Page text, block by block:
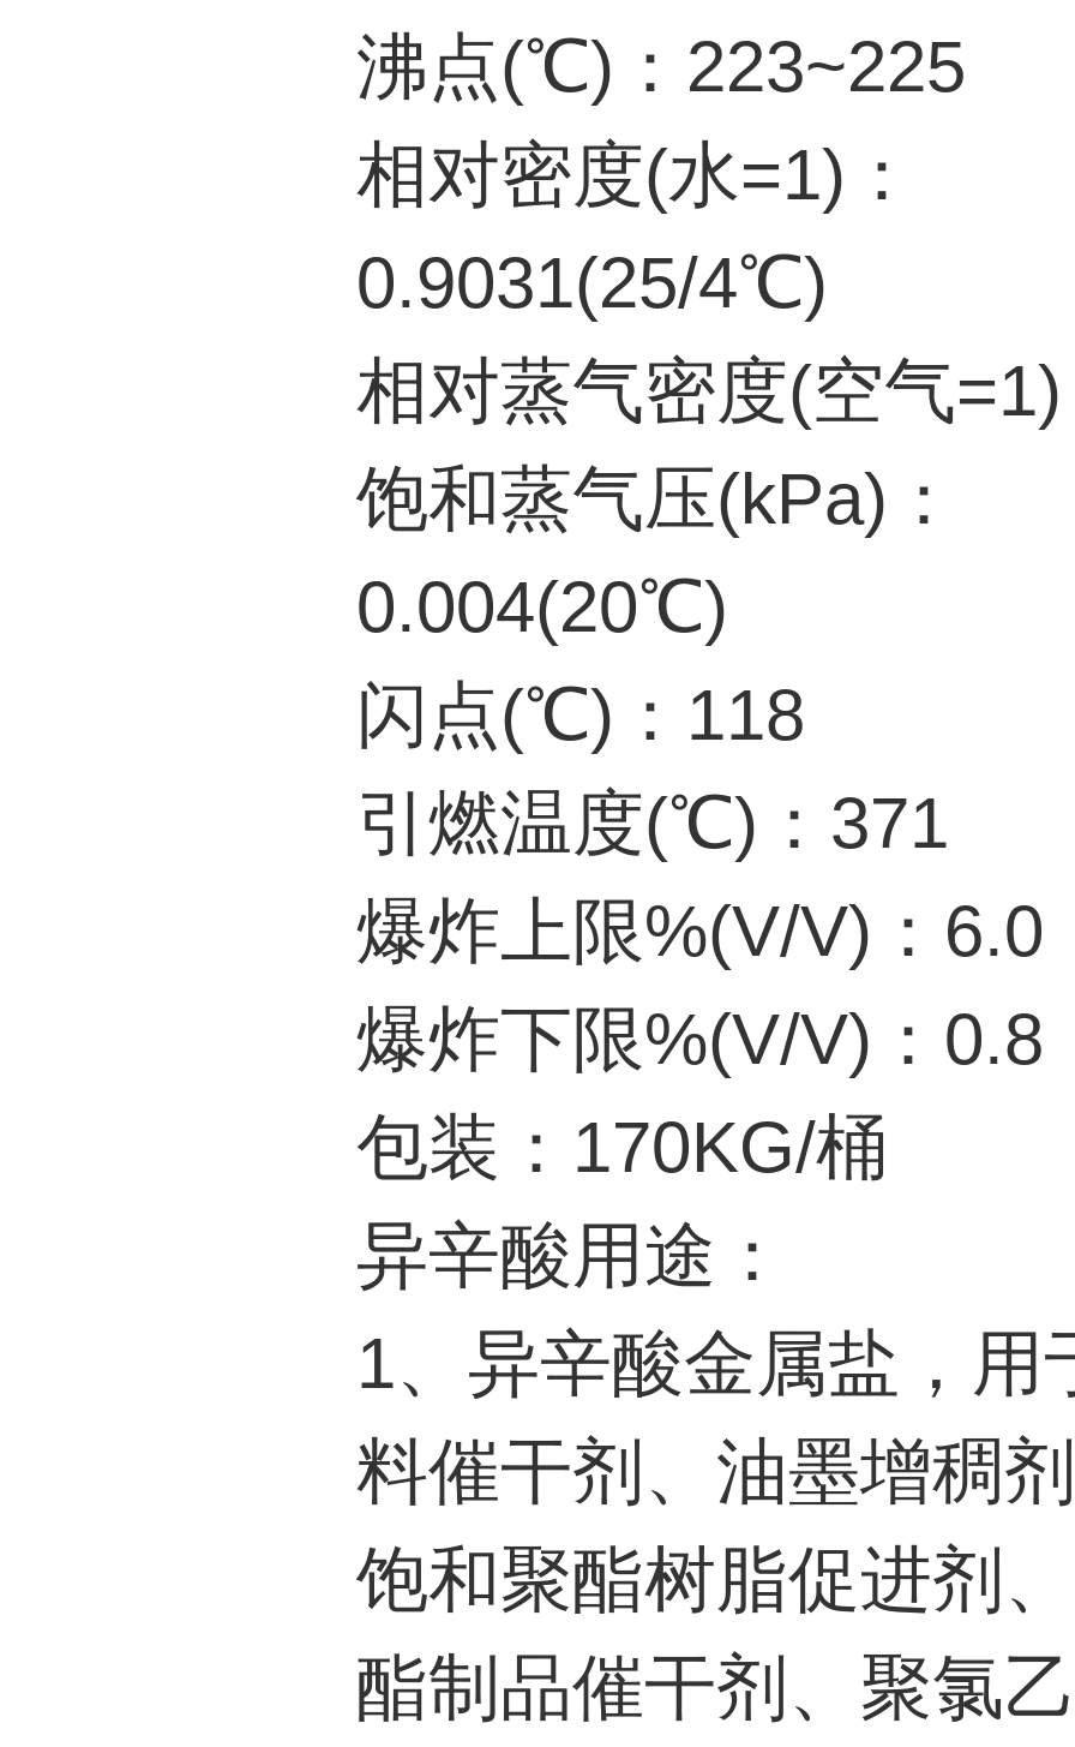
沸点(℃)：223~225
相对密度(水=1)：
0.9031(25/4℃)
相对蒸气密度(空气
饱和蒸气压(kPa)：
0.004(20℃)
闪点(℃)：118
引燃温度(℃)：371
爆炸上限%(V/V)：6.0
爆炸下限%(V/V)：0.8
包装：170KG/桶
异辛酸用途：
1、异辛酸金属盐，用
料催干剂、油墨增稠
饱和聚酯树脂促进剂
酯制品催干剂、聚氯